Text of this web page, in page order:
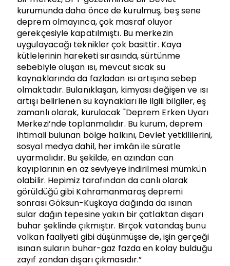
kurumunda daha önce de kurulmuş, beş sene
deprem olmayınca, çok masraf oluyor
gerekçesiyle kapatılmıştı. Bu merkezin
uygulayacağı teknikler çok basittir. Kaya
kütlelerinin hareketi sırasında, sürtünme
sebebiyle oluşan ısı, mevcut sıcak su
kaynaklarında da fazladan ısı artışına sebep
olmaktadır. Bulanıklaşan, kimyası değişen ve ısı
artışı belirlenen su kaynakları ile ilgili bilgiler, eş
zamanlı olarak, kurulacak "Deprem Erken Uyarı
Merkezi’nde toplanmalıdır. Bu kurum, deprem
ihtimali bulunan bölge halkını, Devlet yetkililerini,
sosyal medya dahil, her imkân ile süratle
uyarmalıdır. Bu şekilde, en azından can
kayıplarının en az seviyeye indirilmesi mümkün
olabilir. Hepimiz tarafından da canlı olarak
görüldüğü gibi Kahramanmaraş depremi
sonrası Göksun-Kuşkaya dağında da ısınan
sular dağın tepesine yakın bir çatlaktan dışarı
buhar şeklinde çıkmıştır. Birçok vatandaş bunu
volkan faaliyeti gibi düşünmüşse de, işin gerçeği
ısınan suların buhar-gaz fazda en kolay bulduğu
zayıf zondan dışarı çıkmasıdır.”